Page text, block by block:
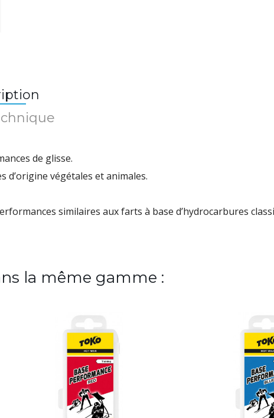
de glisse.
d’origine végétales et animales.
similaires aux farts à base d’hydrocarbures
la même gamme :